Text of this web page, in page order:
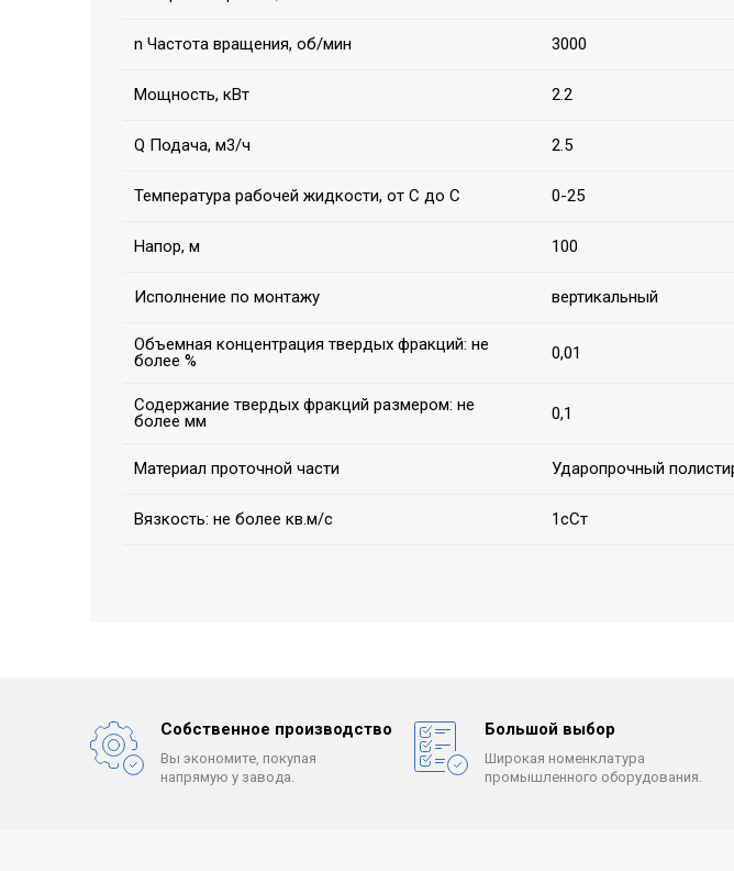
n Частота вращения, об/мин 3000
Мощность, кВт 2.2
Q Подача, м3/ч 2.5
Температура рабочей жидкости, от С до С 0-25
Напор, м 100
Исполнение по монтажу вертикальный
Объемная концентрация твердых фракций: не
более %
0,01
Содержание твердых фракций размером: не
более мм
0,1
Материал проточной части Ударопрочный
Вязкость: не более кв.м/с 1сСт
Собственное производство
Вы экономите, покупая
напрямую у завода.
Большой выбор
Широкая номенклатура
промышленного оборудования.